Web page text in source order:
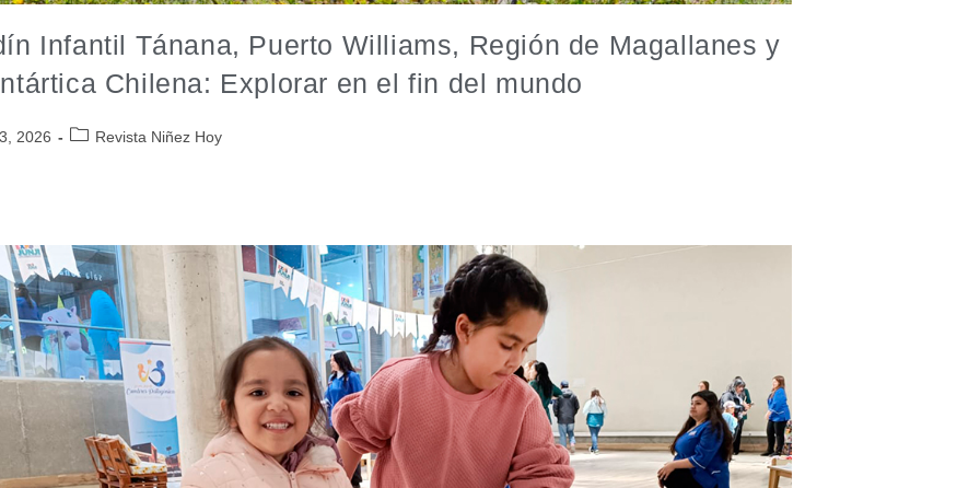
Infantil Tánana, Puerto Williams, Región de Magallanes y
Chilena: Explorar en el fin del mundo
2026 Revista Niñez Hoy